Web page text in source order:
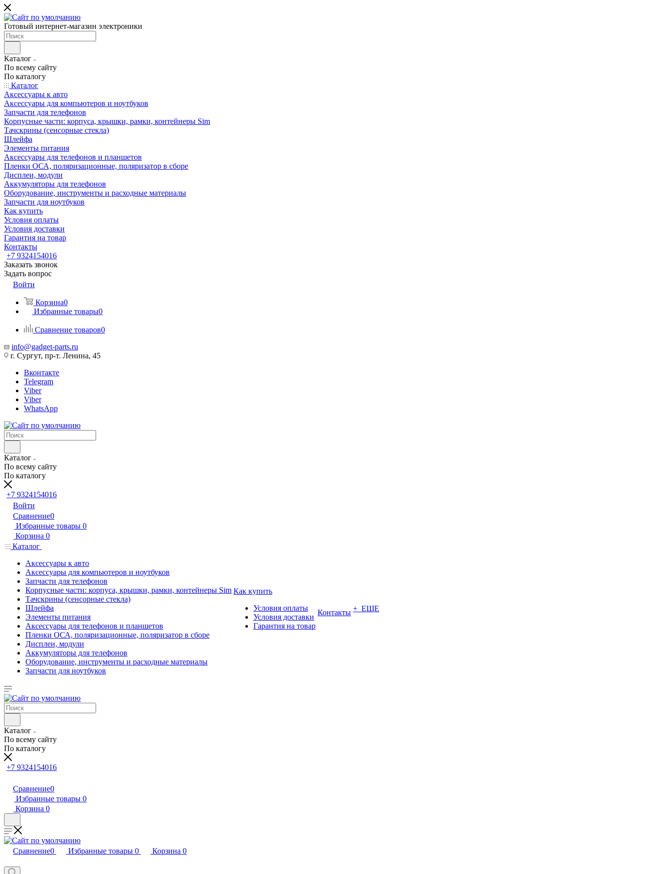
Готовый интернет-магазин электроники
Каталог
По всему сайту
По каталогу
Каталог
Аксессуары к авто
Аксессуары для компьютеров и ноутбуков
Запчасти для телефонов
Корпусные части: корпуса, крышки, рамки, контейнеры Sim
Тачскрины (сенсорные стекла)
Шлейфа
Элементы питания
Аксессуары для телефонов и планшетов
Пленки ОСА, поляризационные, поляризатор в сборе
Дисплеи, модули
Аккумуляторы для телефонов
Оборудование, инструменты и расходные материалы
Запчасти для ноутбуков
Как купить
Условия оплаты
Условия доставки
Гарантия на товар
Контакты
+7 9324154016
Заказать звонок
Задать вопрос
Войти
Корзина0
Избранные товары0
Сравнение товаров0
info@gadget-parts.ru
г. Сургут, пр-т. Ленина, 45
Вконтакте
Telegram
Viber
Viber
WhatsApp
Каталог
По всему сайту
По каталогу
+7 9324154016
Войти
Сравнение0
Избранные товары 0
Корзина 0
Каталог
Аксессуары к авто
Аксессуары для компьютеров и ноутбуков
Запчасти для телефонов
Корпусные части: корпуса, крышки, рамки, контейнеры Sim
Тачскрины (сенсорные стекла)
Шлейфа
Элементы питания
Аксессуары для телефонов и планшетов
Пленки ОСА, поляризационные, поляризатор в сборе
Дисплеи, модули
Аккумуляторы для телефонов
Оборудование, инструменты и расходные материалы
Запчасти для ноутбуков
Как купить
Условия оплаты
Условия доставки
Гарантия на товар
Контакты + ЕЩЕ
Каталог
По всему сайту
По каталогу
+7 9324154016
Сравнение0
Избранные товары 0
Корзина 0
Сравнение0 Избранные товары 0 Корзина 0